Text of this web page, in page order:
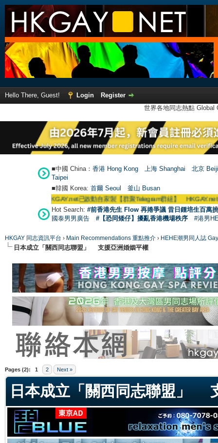
Hello There, Guest! Login
Register
世界各地同志熱點
■中國 China： 香港 Hong Kong 上海 Shanghai
北京
Taipei
■韓國 Korea: 首爾 Seoul 釜山 Busan
外】HKGAY.net已啟動自家製【群聚Telegram群組】 HKGAY.net has
Hot Search: #前香港先生 Flow 再捲爭議 昔日鍾培生百萬
國泰男男廣告
#【恐同矮仔】擾亂香港機場秩序 #港男
HKGAY 同志資訊平台 › Main Recommendations 重點推介 › HEHE潮男同人誌
日本成立「關西同志聯盟」 支援亞洲婚姻平權
Pages (2): 1 2 Next »
日本成立「關西同志聯盟」